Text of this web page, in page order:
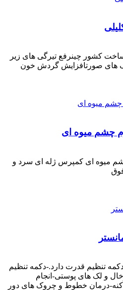
کشور چینرفع تیرگی های زیر
های صورتافزایش گردش خون
چشم میوه ای
میوه ای کمپرس ژله ای سرد و
تنظیم قدرت دارد.-دکمه تنظیم
و لک های پوستی-انجام
آکنه-درمان خطوط و چروک های دور